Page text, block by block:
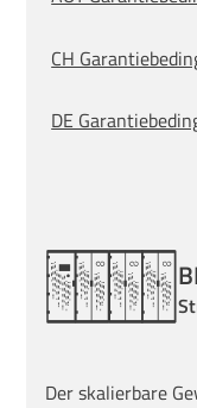
CH
DE
Der skalierbare